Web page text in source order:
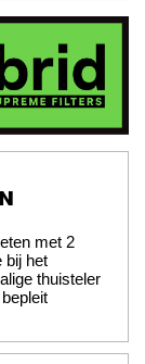
met 2
bij het
thuisteler